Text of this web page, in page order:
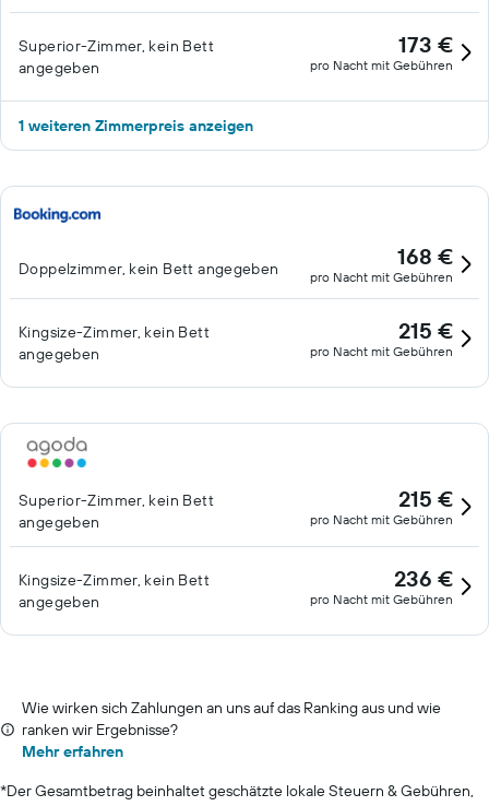
Superior-Zimmer, kein Bett
angegeben
173 €
pro Nacht mit Gebühren
1 weiteren Zimmerpreis anzeigen
Doppelzimmer, kein Bett angegeben 168 €
pro Nacht mit Gebühren
Kingsize-Zimmer, kein Bett
angegeben
215 €
pro Nacht mit Gebühren
Superior-Zimmer, kein Bett
angegeben
215 €
pro Nacht mit Gebühren
Kingsize-Zimmer, kein Bett
angegeben
236 €
pro Nacht mit Gebühren
Wie wirken sich Zahlungen an uns auf das Ranking aus und wie
ranken wir Ergebnisse?
Mehr erfahren
*Der Gesamtbetrag beinhaltet geschätzte lokale Steuern & Gebühren,